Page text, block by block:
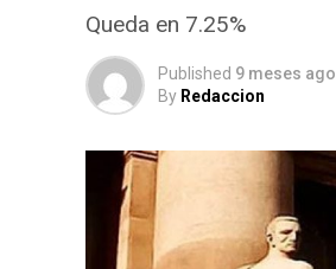
Queda en 7.25%
Published 9 meses ago
By Redaccion